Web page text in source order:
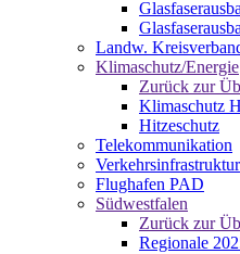
Landw.
Klimaschutz/Energie
Zurück zur
Klimaschutz
Hitzeschutz
Telekommunikation
Verkehrsinfrastruktur
Flughafen PAD
Südwestfalen
Zurück zur
Regionale